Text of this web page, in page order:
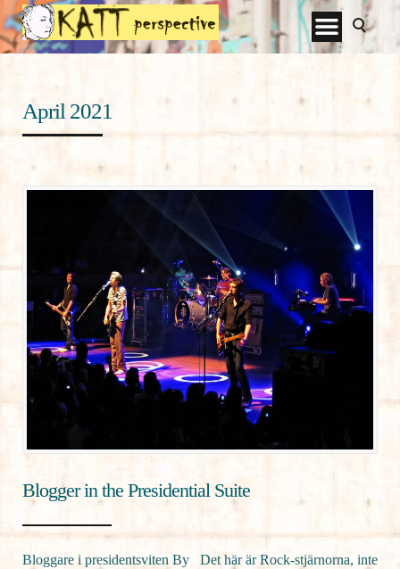
April 2021
Blogger in the Presidential Suite
Bloggare i presidentsviten By Det här är Rock-stjärnorna, inte